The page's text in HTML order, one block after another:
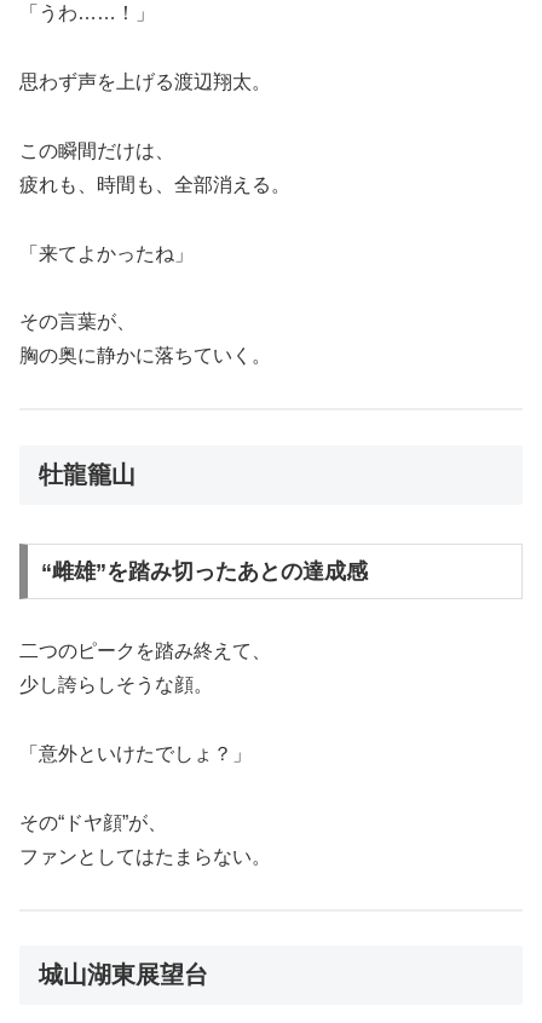
「うわ……！」
思わず声を上げる渡辺翔太。
この瞬間だけは、
疲れも、時間も、全部消える。
「来てよかったね」
その言葉が、
胸の奥に静かに落ちていく。
牡龍籠山
“雌雄”を踏み切ったあとの達成感
二つのピークを踏み終えて、
少し誇らしそうな顔。
「意外といけたでしょ？」
その“ドヤ顔”が、
ファンとしてはたまらない。
城山湖東展望台